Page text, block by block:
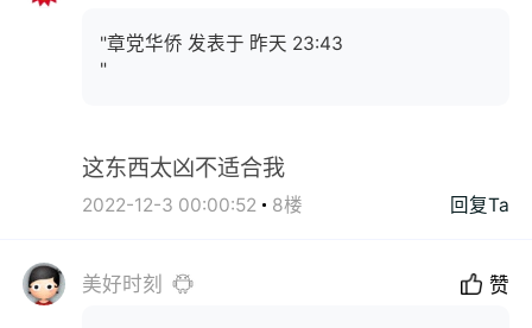
"章党华侨 发表于 昨天 23:43
"
这东西太凶不适合我
2022-12-3 00:00:52 8楼 回复Ta
美好时刻 赞